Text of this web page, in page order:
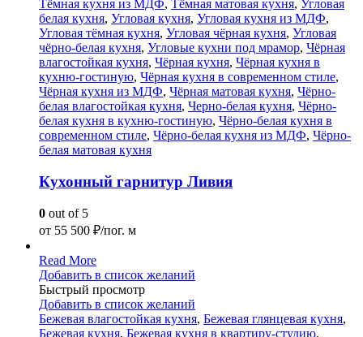
Тёмная кухня из МДФ, Тёмная матовая кухня, Угловая
белая кухня, Угловая кухня, Угловая кухня из МДФ,
Угловая тёмная кухня, Угловая чёрная кухня, Угловая
чёрно-белая кухня, Угловые кухни под мрамор, Чёрная
влагостойкая кухня, Чёрная кухня, Чёрная кухня в
кухню-гостиную, Чёрная кухня в современном стиле,
Чёрная кухня из МДФ, Чёрная матовая кухня, Чёрно-
белая влагостойкая кухня, Черно-белая кухня, Чёрно-
белая кухня в кухню-гостиную, Чёрно-белая кухня в
современном стиле, Чёрно-белая кухня из МДФ, Чёрно-
белая матовая кухня
Кухонный гарнитур Ливия
0 out of 5
от 55 500 ₽/пог. м
Read More
Добавить в список желаний
Быстрый просмотр
Добавить в список желаний
Бежевая влагостойкая кухня, Бежевая глянцевая кухня,
Бежевая кухня, Бежевая кухня в квартиру-студию,